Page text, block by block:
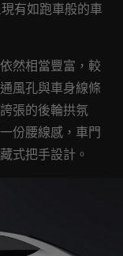
有如跑車般的車
然相當豐富，較
風孔與車身線條
張的後輪拱氛
份腰線感，車門
式把手設計。